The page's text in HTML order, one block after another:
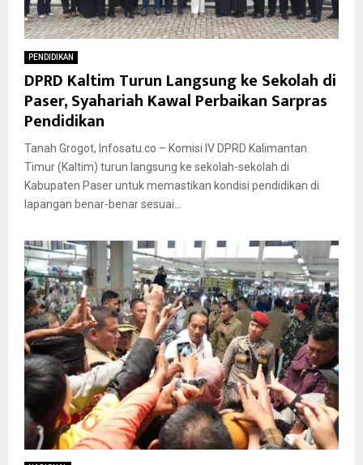
PENDIDIKAN
DPRD Kaltim Turun Langsung ke Sekolah di
Paser, Syahariah Kawal Perbaikan Sarpras
Pendidikan
Tanah Grogot, Infosatu.co – Komisi IV DPRD Kalimantan
Timur (Kaltim) turun langsung ke sekolah-sekolah di
Kabupaten Paser untuk memastikan kondisi pendidikan di
lapangan benar-benar sesuai...